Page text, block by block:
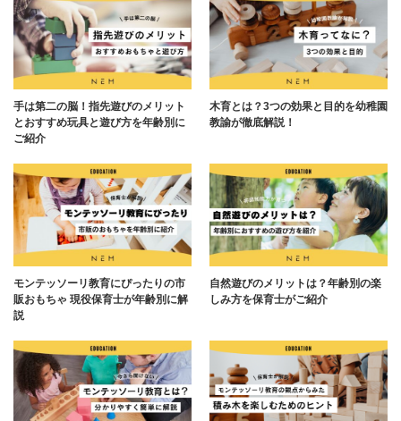
手は第二の脳！指先遊びのメリット
とおすすめ玩具と遊び方を年齢別に
ご紹介
木育とは？3つの効果と目的を幼稚園
教諭が徹底解説！
モンテッソーリ教育にぴったりの市
販おもちゃ 現役保育士が年齢別に解
説
自然遊びのメリットは？年齢別の楽
しみ方を保育士がご紹介